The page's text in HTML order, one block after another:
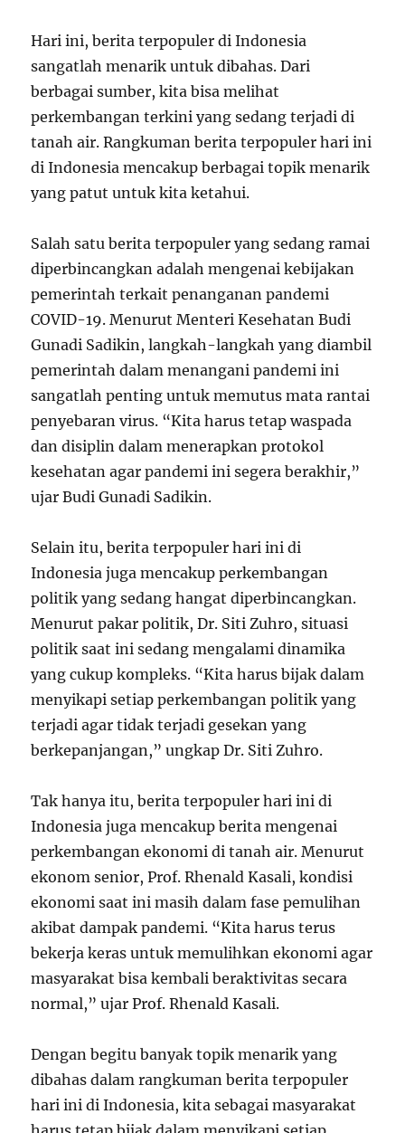
Hari ini, berita terpopuler di Indonesia
sangatlah menarik untuk dibahas. Dari
berbagai sumber, kita bisa melihat
perkembangan terkini yang sedang terjadi di
tanah air. Rangkuman berita terpopuler hari ini
di Indonesia mencakup berbagai topik menarik
yang patut untuk kita ketahui.
Salah satu berita terpopuler yang sedang ramai
diperbincangkan adalah mengenai kebijakan
pemerintah terkait penanganan pandemi
COVID-19. Menurut Menteri Kesehatan Budi
Gunadi Sadikin, langkah-langkah yang diambil
pemerintah dalam menangani pandemi ini
sangatlah penting untuk memutus mata rantai
penyebaran virus. “Kita harus tetap waspada
dan disiplin dalam menerapkan protokol
kesehatan agar pandemi ini segera berakhir,”
ujar Budi Gunadi Sadikin.
Selain itu, berita terpopuler hari ini di
Indonesia juga mencakup perkembangan
politik yang sedang hangat diperbincangkan.
Menurut pakar politik, Dr. Siti Zuhro, situasi
politik saat ini sedang mengalami dinamika
yang cukup kompleks. “Kita harus bijak dalam
menyikapi setiap perkembangan politik yang
terjadi agar tidak terjadi gesekan yang
berkepanjangan,” ungkap Dr. Siti Zuhro.
Tak hanya itu, berita terpopuler hari ini di
Indonesia juga mencakup berita mengenai
perkembangan ekonomi di tanah air. Menurut
ekonom senior, Prof. Rhenald Kasali, kondisi
ekonomi saat ini masih dalam fase pemulihan
akibat dampak pandemi. “Kita harus terus
bekerja keras untuk memulihkan ekonomi agar
masyarakat bisa kembali beraktivitas secara
normal,” ujar Prof. Rhenald Kasali.
Dengan begitu banyak topik menarik yang
dibahas dalam rangkuman berita terpopuler
hari ini di Indonesia, kita sebagai masyarakat